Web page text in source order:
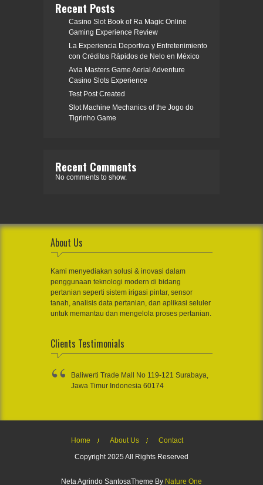
Recent Posts
Casino Slot Book of Ra Magic Online
Gaming Experience Review
La Experiencia Deportiva y Entretenimiento
con Créditos Rápidos de Nelo en México
Avia Masters Game Aerial Adventure
Casino Slots Experience
Test Post Created
Slot Machine Mechanics of the Jogo do
Tigrinho Game
Recent Comments
No comments to show.
About Us
Kami menyediakan solusi & inovasi dalam
penggunaan teknologi modern di bidang
pertanian seperti sistem irigasi pintar, sensor
tanah, analisis data pertanian, dan aplikasi seluler
untuk memantau dan mengelola proses pertanian.
Clients Testimonials
Baliwerti Trade Mall No 119-121 Surabaya,
Jawa Timur Indonesia 60174
Home About Us
Contact
Copyright 2025 All Rights Reserved
Neta Agrindo SantosaTheme By Nature One